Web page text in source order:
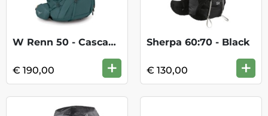
W Renn 50 - Cascade Blue/Melon Orange
€ 190,00 +
Sherpa 60:70 - Black
€ 130,00 +